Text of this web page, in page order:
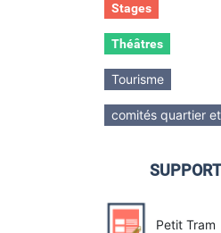
Stages
Théâtres
Tourisme
comités quartier
Petit Tram